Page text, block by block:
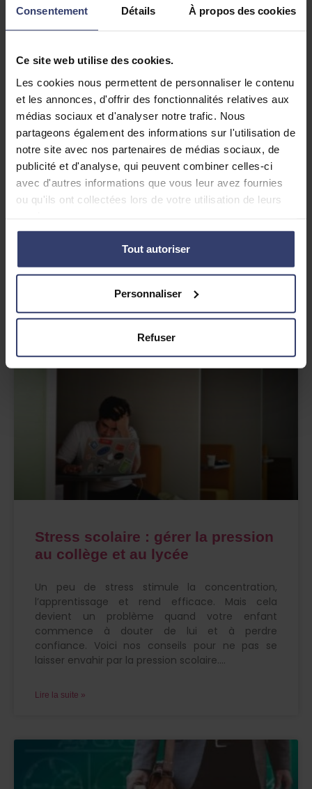
Consentement Détails À propos des cookies
Ce site web utilise des cookies.
Les cookies nous permettent de personnaliser le contenu
et les annonces, d'offrir des fonctionnalités relatives aux
médias sociaux et d'analyser notre trafic. Nous
partageons également des informations sur l'utilisation de
notre site avec nos partenaires de médias sociaux, de
publicité et d'analyse, qui peuvent combiner celles-ci
avec d'autres informations que vous leur avez fournies
ou qu'ils ont collectées lors de votre utilisation de leurs
Tout autoriser
Personnaliser
Refuser
Rentrée 2025 : Tout ce qui change
au collège et au lycée
Chaque rentrée scolaire apporte son lot de
nouveautés. Du passage en 6e jusqu’à la
cette rentrée 2025. Comprendre ce qui se joue
cette année vous permettra d’accompagner
plus sereinement votre enfant. En voici un
panorama, niveau par niveau.
Lire la suite »
Stress scolaire : gérer la pression
au collège et au lycée
Un peu de stress stimule la concentration,
l’apprentissage et rend efficace. Mais cela
devient un problème quand votre enfant
commence à douter de lui et à perdre
confiance. Voici nos conseils pour ne pas se
laisser envahir par la pression scolaire.
Lire la suite »